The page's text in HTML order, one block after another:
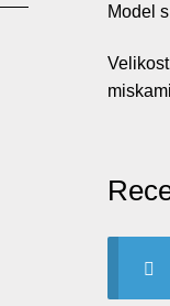
Model